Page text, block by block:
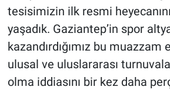
tesisimizin ilk resmi
yaşadık. Gaziantep’in spor
kazandırdığımız bu
ulusal ve uluslararası
olma iddiasını bir kez daha